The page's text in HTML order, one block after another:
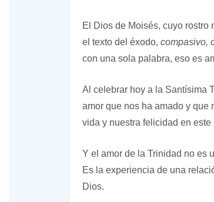
El Dios de Moisés, cuyo rostro
el texto del éxodo, compasivo,
con una sola palabra, eso es
Al celebrar hoy a la Santísima
amor que nos ha amado y que
vida y nuestra felicidad en este
Y el amor de la Trinidad no es
Es la experiencia de una
Dios.